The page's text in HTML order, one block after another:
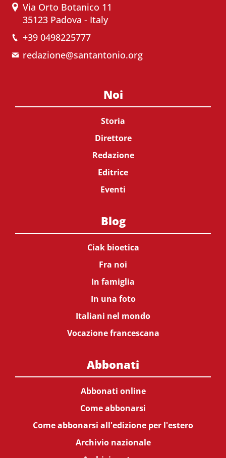
Via Orto Botanico 11
35123 Padova - Italy
+39 0498225777
redazione@santantonio.org
Noi
Storia
Direttore
Redazione
Editrice
Eventi
Blog
Ciak bioetica
Fra noi
In famiglia
In una foto
Italiani nel mondo
Vocazione francescana
Abbonati
Abbonati online
Come abbonarsi
Come abbonarsi all'edizione per l'estero
Archivio nazionale